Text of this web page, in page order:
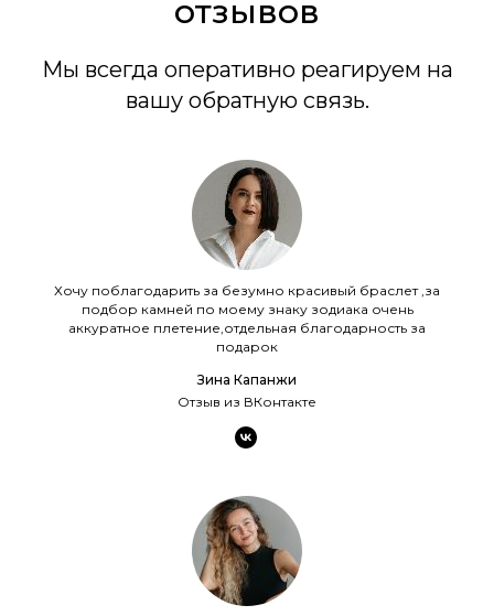
отзывов
Мы всегда оперативно реагируем на
вашу обратную связь.
Хочу поблагодарить за безумно красивый браслет ,за
подбор камней по моему знаку зодиака очень
аккуратное плетение,отдельная благодарность за
подарок
Зина Капанжи
Отзыв из ВКонтакте